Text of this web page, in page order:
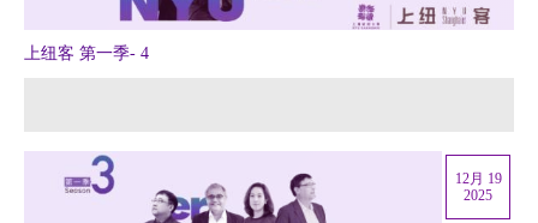
上纽客 第一季- 4
12月 19
2025